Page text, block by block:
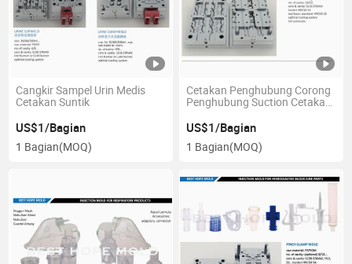
Cangkir Sampel Urin Medis
Cetakan Suntik
US$1/Bagian
1 Bagian(MOQ)
Cetakan Penghubung Corong
Penghubung Suction Cetakan
US$1/Bagian
1 Bagian(MOQ)